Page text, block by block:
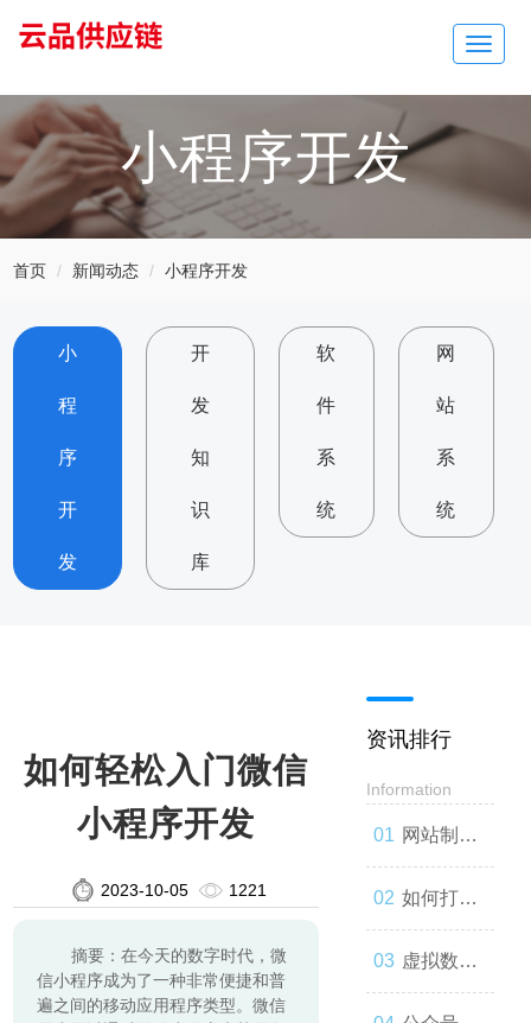
Toggle
小程序开发
首页 新闻动态 小程序开发
小
程
序
开
发
开
发
知
识
库
软
件
系
统
网
站
系
统
如何轻松入门微信
小程序开发
2023-10-05 1221
摘要：在今天的数字时代，微
信小程序成为了一种非常便捷和普
遍之间的移动应用程序类型。微信
资讯排行
Information
网站制
作：让你
的品牌与
如何打造
一款高效
虚拟数字